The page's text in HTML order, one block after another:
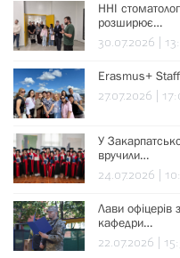
ННІ
розширює…
30.07.2026 |
Erasmus+
27.07.2026 |
У
вручили…
24.07.2026 |
Лави офіцерів
кафедри…
22.07.2026 |